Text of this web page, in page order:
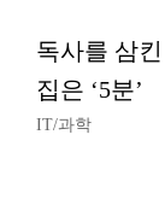
독사를 삼
집은 ‘5분’
IT/과학